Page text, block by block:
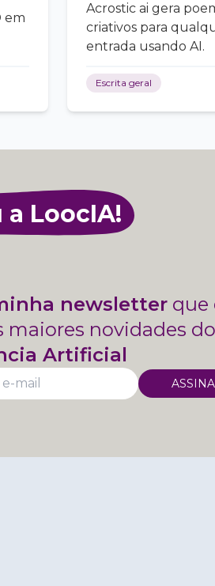
em
Acrostic ai gera
criativos para
entrada usando AI.
Escrita geral
a LoocIA!
newsletter que
maiores novidades
Artificial